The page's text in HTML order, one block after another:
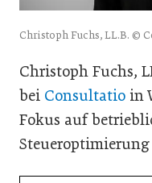
Christoph Fuchs, LL.B. ©
Christoph Fuchs,
bei Consultatio in
Fokus auf